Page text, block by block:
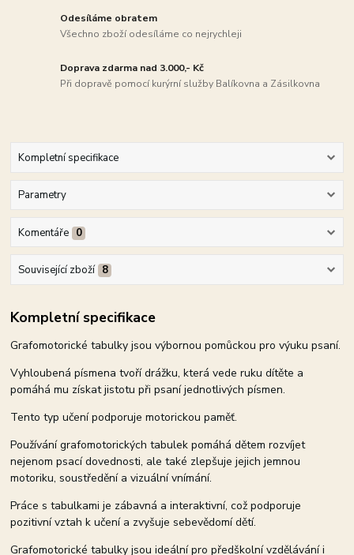
Odesíláme obratem
Všechno zboží odesíláme co nejrychleji
Doprava zdarma nad 3.000,- Kč
Při dopravě pomocí kurýrní služby Balíkovna a Zásilkovna
Kompletní specifikace
Parametry
Komentáře 0
Související zboží 8
Kompletní specifikace
Grafomotorické tabulky jsou výbornou pomůckou pro výuku psaní.
Vyhloubená písmena tvoří drážku, která vede ruku dítěte a
pomáhá mu získat jistotu při psaní jednotlivých písmen.
Tento typ učení podporuje motorickou paměť.
Používání grafomotorických tabulek pomáhá dětem rozvíjet
nejenom psací dovednosti, ale také zlepšuje jejich jemnou
motoriku, soustředění a vizuální vnímání.
Práce s tabulkami je zábavná a interaktivní, což podporuje
pozitivní vztah k učení a zvyšuje sebevědomí dětí.
Grafomotorické tabulky jsou ideální pro předškolní vzdělávání i